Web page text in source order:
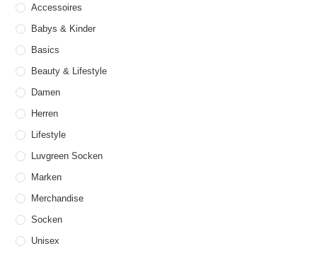
Accessoires
Babys & Kinder
Basics
Beauty & Lifestyle
Damen
Herren
Lifestyle
Luvgreen Socken
Marken
Merchandise
Socken
Unisex